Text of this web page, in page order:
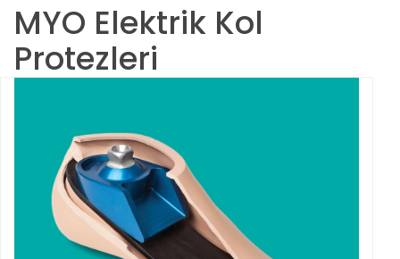
MYO Elektrik Kol
Protezleri